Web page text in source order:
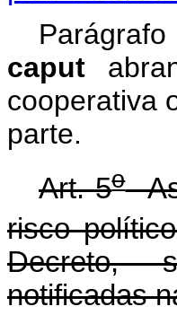
caput
cooperativa
Art. 5oAs
risco
Decreto,
notificadas